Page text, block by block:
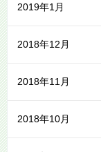
2019年1月
2018年12月
2018年11月
2018年10月